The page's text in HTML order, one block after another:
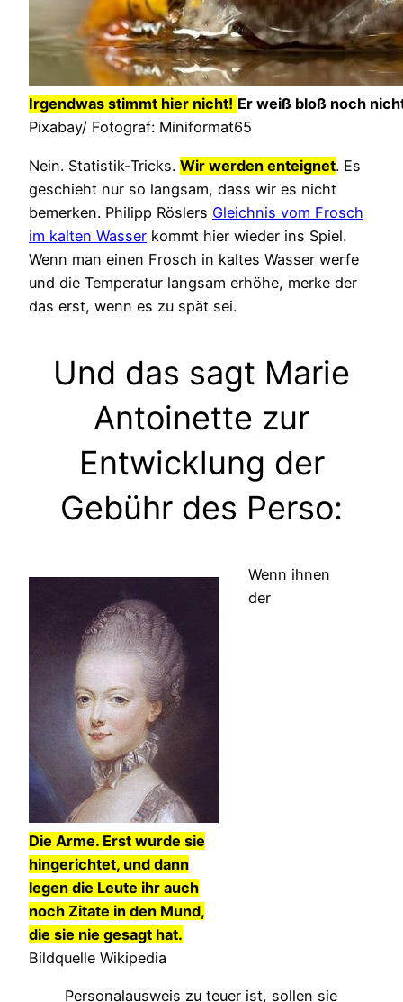
Irgendwas stimmt hier nicht! Er weiß bloß noch
Pixabay/ Fotograf: Miniformat65
Nein. Statistik-Tricks. Wir werden enteignet. Es
geschieht nur so langsam, dass wir es nicht
bemerken. Philipp Röslers Gleichnis vom Frosch
im kalten Wasser kommt hier wieder ins Spiel.
Wenn man einen Frosch in kaltes Wasser werfe
und die Temperatur langsam erhöhe, merke der
das erst, wenn es zu spät sei.
Und das sagt Marie
Antoinette zur
Entwicklung der
Gebühr des Perso:
Die Arme. Erst wurde sie
hingerichtet, und dann
legen die Leute ihr auch
noch Zitate in den Mund,
die sie nie gesagt hat.
Bildquelle Wikipedia
Wenn ihnen
der
Personalausweis zu teuer ist, sollen sie